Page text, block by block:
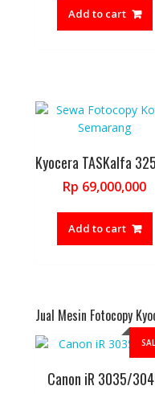
Add to cart
Kyocera TASKalfa
Rp 69,000,000
Add to cart
Jual Mesin Fotocopy
Canon iR 3035/